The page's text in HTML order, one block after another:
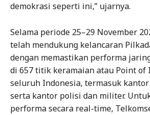
demokrasi seperti ini,” ujarnya.
Selama periode 25–29 November
telah mendukung kelancaran
dengan memastikan performa
di 657 titik keramaian atau Point of
seluruh Indonesia, termasuk kantor
serta kantor polisi dan militer.
performa secara real-time,